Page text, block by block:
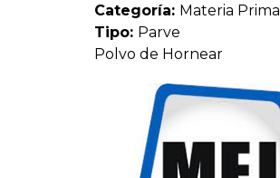
Categoría: Materia Prima
Tipo: Parve
Polvo de Hornear